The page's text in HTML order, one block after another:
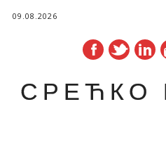
09.08.2026
СРЕЋКО